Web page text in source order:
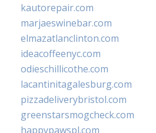
kautorepair.com
marjaeswinebar.com
elmazatlanclinton.com
ideacoffeenyc.com
odieschillicothe.com
lacantinitagalesburg.com
pizzadeliverybristol.com
greenstarsmogcheck.com
happypawspl.com